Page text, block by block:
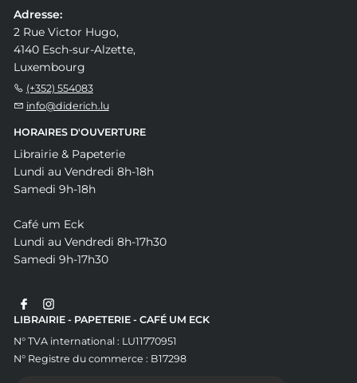
Adresse:
2 Rue Victor Hugo,
4140 Esch-sur-Alzette,
Luxembourg
(+352) 554083
info@diderich.lu
HORAIRES D'OUVERTURE
Librairie & Papeterie
Lundi au Vendredi 8h-18h
Samedi 9h-18h
Café um Eck
Lundi au Vendredi 8h-17h30
Samedi 9h-17h30
LIBRAIRIE - PAPETERIE - CAFÉ UM ECK
N° TVA international : LU11770951
N° Registre du commerce : B17298